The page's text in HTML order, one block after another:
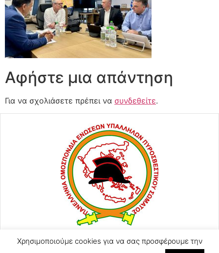
Αφήστε μια απάντηση
Για να σχολιάσετε πρέπει να συνδεθείτε.
ΑΓΙΟΥ ΚΩΝΣΤΑΝΤΙΝΟΥ 57
Χρησιμοποιούμε cookies για να σας προσφέρουμε την